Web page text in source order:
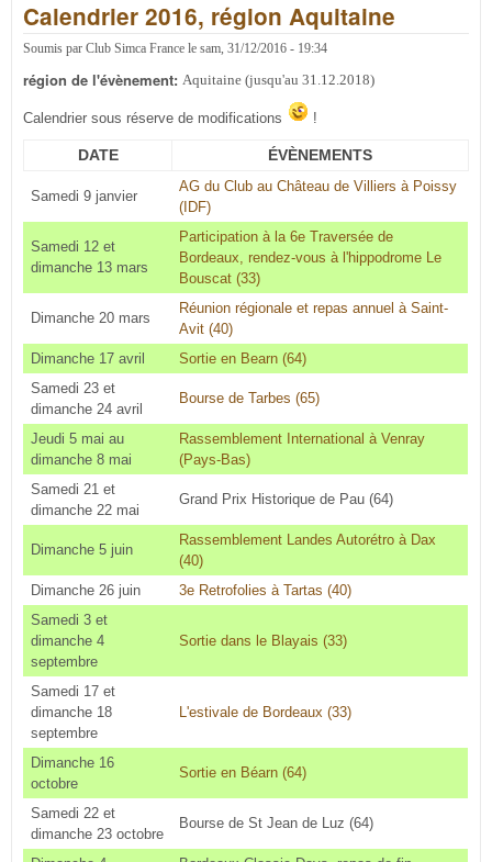
Calendrier 2016, région Aquitaine
Soumis par Club Simca France le sam, 31/12/2016 - 19:34
région de l'évènement: Aquitaine (jusqu'au 31.12.2018)
Calendrier sous réserve de modifications !
DATE ÉVÈNEMENTS
Samedi 9 janvier
AG du Club au Château de Villiers à Poissy
(IDF)
Samedi 12 et
dimanche 13 mars
Participation à la 6e Traversée de
Bordeaux, rendez-vous à l'hippodrome Le
Bouscat (33)
Dimanche 20 mars
Réunion régionale et repas annuel à Saint-
Avit (40)
Dimanche 17 avril
Sortie en Bearn (64)
Samedi 23 et
dimanche 24 avril
Bourse de Tarbes (65)
Jeudi 5 mai au
dimanche 8 mai
Rassemblement International à Venray
(Pays-Bas)
Samedi 21 et
dimanche 22 mai
Grand Prix Historique de Pau (64)
Dimanche 5 juin
Rassemblement Landes Autorétro à Dax
(40)
Dimanche 26 juin
3e Retrofolies à Tartas (40)
Samedi 3 et
dimanche 4
septembre
Sortie dans le Blayais (33)
Samedi 17 et
dimanche 18
septembre
L'estivale de Bordeaux (33)
Dimanche 16
octobre
Sortie en Béarn (64)
Samedi 22 et
dimanche 23 octobre
Bourse de St Jean de Luz (64)